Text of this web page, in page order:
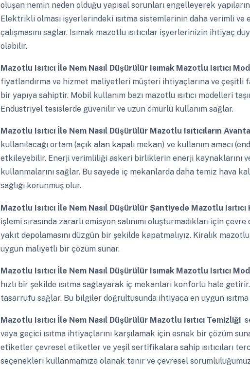
oluşan nemin neden olduğu yapısal sorunları engelleyerek yapıların
Elektrikli olması işyerlerindeki ısıtma sistemlerinin daha verimli ve
çalışmasını sağlar. Isımak mazotlu ısıtıcılar işyerlerinizin ihtiyaç
olabilir.
Mazotlu Isıtıcı İle Nem Nasıl Düşürülür Isımak Mazotlu Isıtıcı
fiyatlandırma ve hizmet maliyetleri müşteri ihtiyaçlarına ve çeşitli
bir yapıya sahiptir. Mobil kullanım bazı mazotlu ısıtıcı modelleri
Endüstriyel tesislerde güvenilir ve uzun ömürlü kullanım sağlar.
Mazotlu Isıtıcı İle Nem Nasıl Düşürülür Mazotlu Isıtıcıların
kullanılacağı ortam (açık alan kapalı mekan) ve kullanım amacı
etkileyebilir. Enerji verimliliği askeri birliklerin enerji kaynaklarını
kullanmalarını sağlar. Bu sayede iç mekanlarda daha temiz hava
sağlığı korunmuş olur.
Mazotlu Isıtıcı İle Nem Nasıl Düşürülür Şantiyede Mazotlu Isıtıcı
işlemi sırasında zararlı emisyon salınımı oluşturmadıkları için
yakıt depolamasını düzgün bir şekilde kapatmalıyız. Kiralık
uygun maliyetli bir çözüm sunar.
Mazotlu Isıtıcı İle Nem Nasıl Düşürülür Isımak Mazotlu Isıtıcı
hızlı bir şekilde ısıtma sağlayarak iç mekanları konforlu hale
tasarrufu sağlar. Bu bilgiler doğrultusunda ihtiyaca en uygun
Mazotlu Isıtıcı İle Nem Nasıl Düşürülür Mazotlu Isıtıcı Temizliği
veya geçici ısıtma ihtiyaçlarını karşılamak için esnek bir çözüm
etiketler çevresel etiketler ve yeşil sertifikalara sahip ısıtıcıları
seçenekleri kullanmamıza olanak tanır ve çevresel